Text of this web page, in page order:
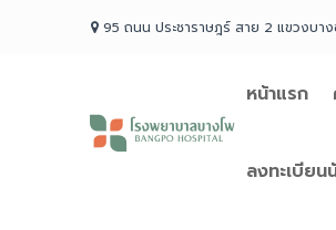
95 ถนน ประชาราษฎร์ สาย 2 แขวงบ
โรง
พยาบาล
บางโพ
หน้าแรก
ลงทะเบีย